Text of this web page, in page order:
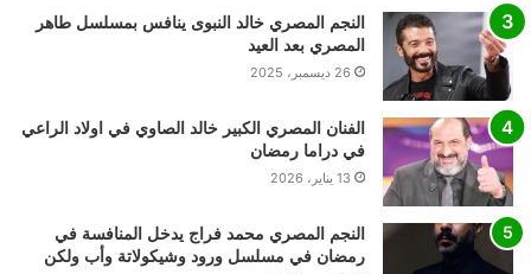
النجم المصري خالد النبوى ينافس بمسلسل طاهر
المصري بعد العيد
26 ديسمبر، 2025
الفنان المصري الكبير خالد الصاوي في اولاد الراعي
في دراما رمضان
13 يناير، 2026
النجم المصري محمد فراج يدخل المنافسة في
رمضان في مسلسل ورود وشيكولاتة وأب ولكن